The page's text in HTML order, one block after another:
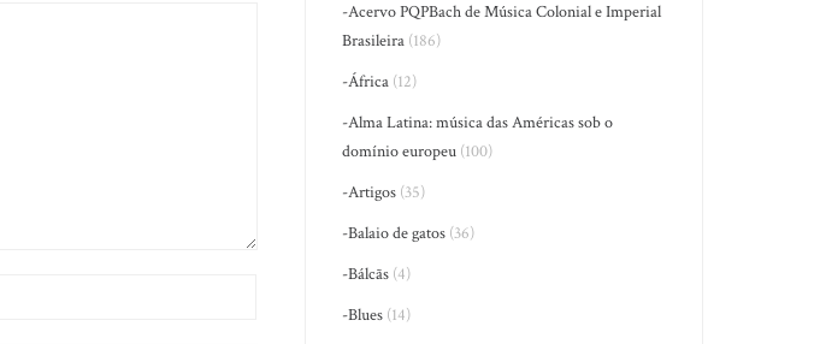
-Acervo PQPBach de Música Colonial e Imperial
Brasileira (186)
-África (12)
-Alma Latina: música das Américas sob o
domínio europeu (100)
-Artigos (35)
-Balaio de gatos (36)
-Bálcãs (4)
-Blues (14)